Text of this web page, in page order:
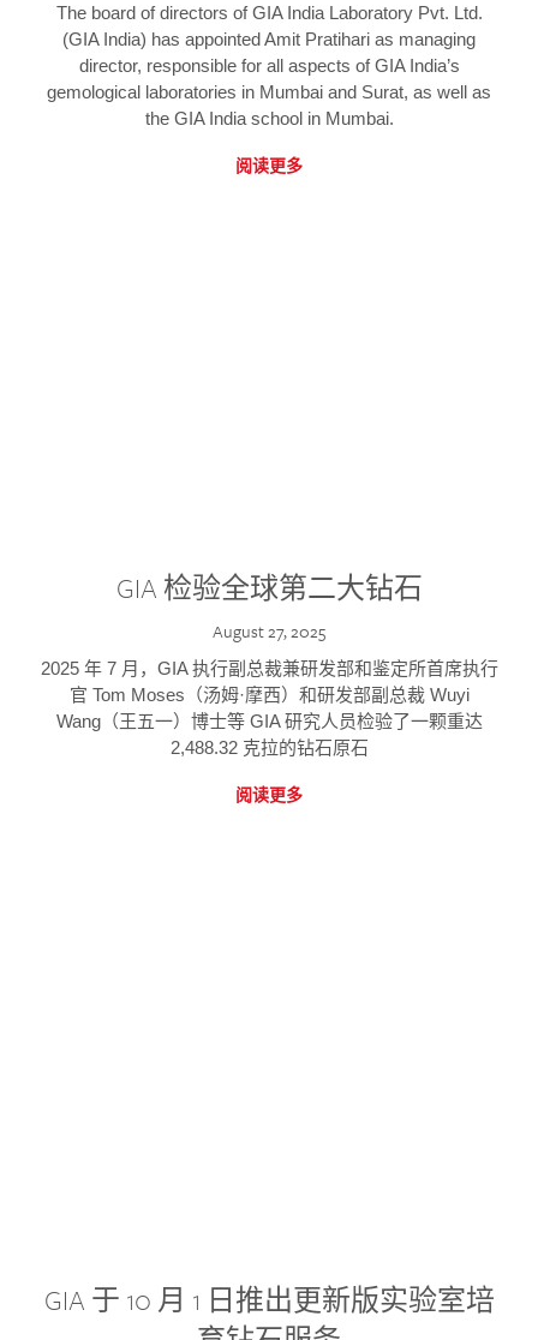
The board of directors of GIA India Laboratory Pvt. Ltd.
(GIA India) has appointed Amit Pratihari as managing
director, responsible for all aspects of GIA India’s
gemological laboratories in Mumbai and Surat, as well as
the GIA India school in Mumbai.
阅读更多
GIA 检验全球第二大钻石
August 27, 2025
2025 年 7 月，GIA 执行副总裁兼研发部和鉴定所首席执行
官 Tom Moses（汤姆·摩西）和研发部副总裁 Wuyi
Wang（王五一）博士等 GIA 研究人员检验了一颗重达
2,488.32 克拉的钻石原石
阅读更多
GIA 于 10 月 1 日推出更新版实验室培